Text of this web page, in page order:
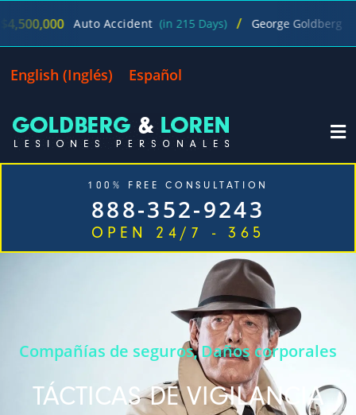
Auto Accident (in 215 Days) / George Goldberg
English (Inglés) Español
100% FREE CONSULTATION
888-352-9243
OPEN 24/7 - 365
Compañías de seguros,Daños corporales
TÁCTICAS DE VIGILANCIA